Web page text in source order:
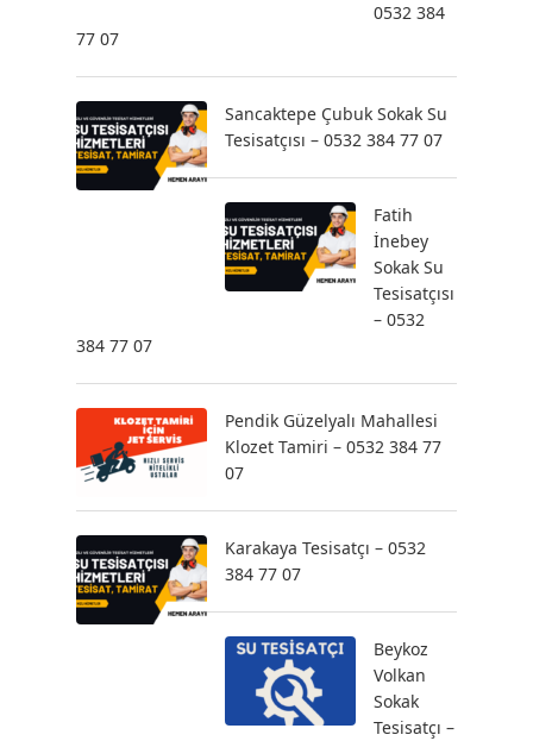
0532 384
77 07
Sancaktepe Çubuk Sokak Su
Tesisatçısı – 0532 384 77 07
Fatih
İnebey
Sokak Su
Tesisatçısı
– 0532
384 77 07
Pendik Güzelyalı Mahallesi
Klozet Tamiri – 0532 384 77
07
Karakaya Tesisatçı – 0532
384 77 07
Beykoz
Volkan
Sokak
Tesisatçı –